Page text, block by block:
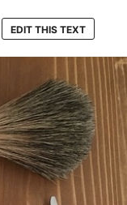
EDIT THIS TEXT